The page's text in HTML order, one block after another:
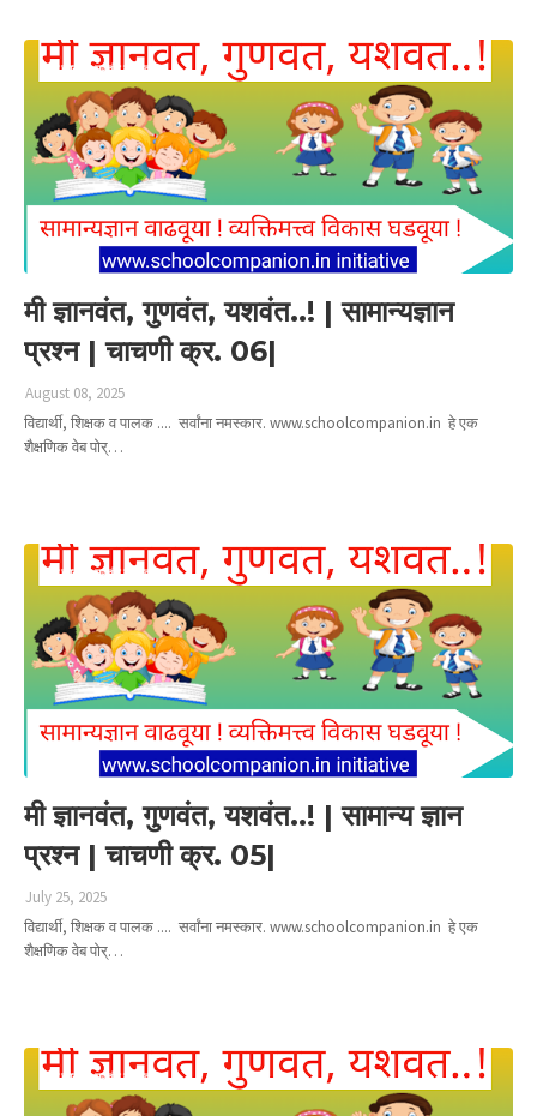
मी ज्ञानवंत गुणवंत यशवंत
मी ज्ञानवंत, गुणवंत, यशवंत..! | सामान्यज्ञान
प्रश्न | चाचणी क्र. 06|
August 08, 2025
विद्यार्थी, शिक्षक व पालक .... सर्वांना नमस्कार. www.schoolcompanion.in हे एक
शैक्षणिक वेब पोर्…
मी ज्ञानवंत गुणवंत यशवंत
मी ज्ञानवंत, गुणवंत, यशवंत..! | सामान्य ज्ञान
प्रश्न | चाचणी क्र. 05|
July 25, 2025
विद्यार्थी, शिक्षक व पालक .... सर्वांना नमस्कार. www.schoolcompanion.in हे एक
शैक्षणिक वेब पोर्…
मी ज्ञानवंत गुणवंत यशवंत